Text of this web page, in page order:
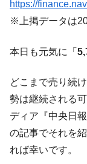
『Money1』
韓
営業利益80.2％
にぶん殴る法案
他人事のような
業績「史上最高
『Money1』
https://
※上掲データは
本日も元気に「
どこまで売り続
勢は継続される
ディア『中央日
の記事でそれを
れば幸いです。